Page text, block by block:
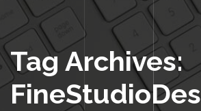
n
Tag Archives: